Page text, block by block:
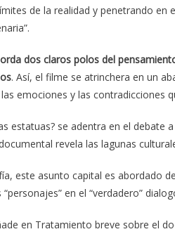
de la realidad y penetrando
dos claros polos del
. Así, el filme se atrinchera en un
emociones y las contradicciones
estatuas? se adentra en el debate
revela las lagunas
este asunto capital es abordado
en el “verdadero”
en Tratamiento breve sobre el